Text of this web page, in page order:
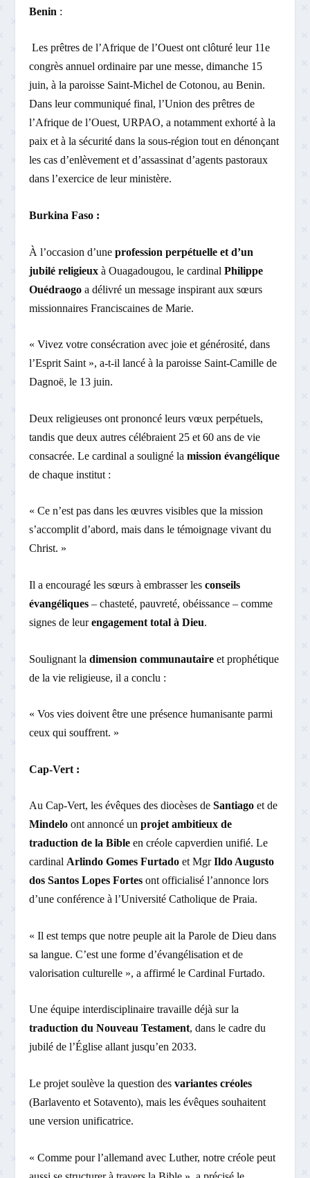
Benin :
Les prêtres de l’Afrique de l’Ouest ont clôturé leur 11e
congrès annuel ordinaire par une messe, dimanche 15
juin, à la paroisse Saint-Michel de Cotonou, au Benin.
Dans leur communiqué final, l’Union des prêtres de
l’Afrique de l’Ouest, URPAO, a notamment exhorté à la
paix et à la sécurité dans la sous-région tout en dénonçant
les cas d’enlèvement et d’assassinat d’agents pastoraux
dans l’exercice de leur ministère.
Burkina Faso :
À l’occasion d’uneprofession perpétuelle et d’un
jubilé religieux à Ouagadougou, le cardinalPhilippe
Ouédraogo a délivré un message inspirant aux sœurs
missionnaires Franciscaines de Marie.
« Vivez votre consécration avec joie et générosité, dans
l’Esprit Saint », a-t-il lancé à la paroisse Saint-Camille de
Dagnoë, le 13 juin.
Deux religieuses ont prononcé leurs vœux perpétuels,
tandis que deux autres célébraient 25 et 60 ans de vie
consacrée. Le cardinal a souligné lamission évangélique
de chaque institut :
« Ce n’est pas dans les œuvres visibles que la mission
s’accomplit d’abord, mais dans le témoignage vivant du
Christ. »
Il a encouragé les sœurs à embrasser lesconseils
évangéliques – chasteté, pauvreté, obéissance – comme
signes de leurengagement total à Dieu.
Soulignant ladimension communautaire et prophétique
de la vie religieuse, il a conclu :
« Vos vies doivent être une présence humanisante parmi
ceux qui souffrent. »
Cap-Vert :
Au Cap-Vert, les évêques des diocèses deSantiago et de
Mindelo ont annoncé unprojet ambitieux de
traduction de la Bible en créole capverdien unifié. Le
cardinal Arlindo Gomes Furtado et MgrIldo Augusto
dos Santos Lopes Fortes ont officialisé l’annonce lors
d’une conférence à l’Université Catholique de Praia.
« Il est temps que notre peuple ait la Parole de Dieu dans
sa langue. C’est une forme d’évangélisation et de
valorisation culturelle », a affirmé le Cardinal Furtado.
Une équipe interdisciplinaire travaille déjà sur la
traduction du Nouveau Testament, dans le cadre du
jubilé de l’Église allant jusqu’en 2033.
Le projet soulève la question desvariantes créoles
(Barlavento et Sotavento), mais les évêques souhaitent
une version unificatrice.
« Comme pour l’allemand avec Luther, notre créole peut